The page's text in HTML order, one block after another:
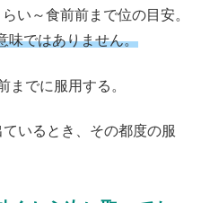
い～食前前まで位の目安。
味ではありません。
までに服用する。
いるとき、その都度の服